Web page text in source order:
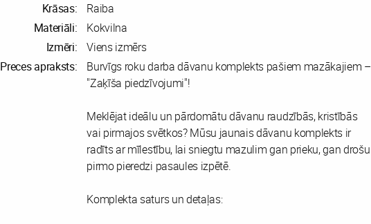
Krāsas:
Raiba
Materiāli:
Kokvilna
Izmēri:
Viens izmērs
Preces apraksts:
Burvīgs roku darba dāvanu komplekts pašiem mazākajiem –
"Zaķīša piedzīvojumi"!
Meklējat ideālu un pārdomātu dāvanu raudzībās, kristībās
vai pirmajos svētkos? Mūsu jaunais dāvanu komplekts ir
radīts ar mīlestību, lai sniegtu mazulim gan prieku, gan drošu
pirmo pieredzi pasaules izpētē.
Komplekta saturs un detaļas: